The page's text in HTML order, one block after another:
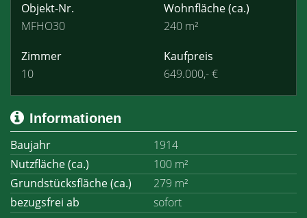
Objekt-Nr.
MFHO30
Wohnfläche(ca.)
240 m²
Zimmer
10
Kaufpreis
649.000,- €
Informationen
Baujahr
1914
Nutzfläche (ca.)
100 m²
Grundstücksfläche (ca.)
279 m²
bezugsfrei ab
sofort